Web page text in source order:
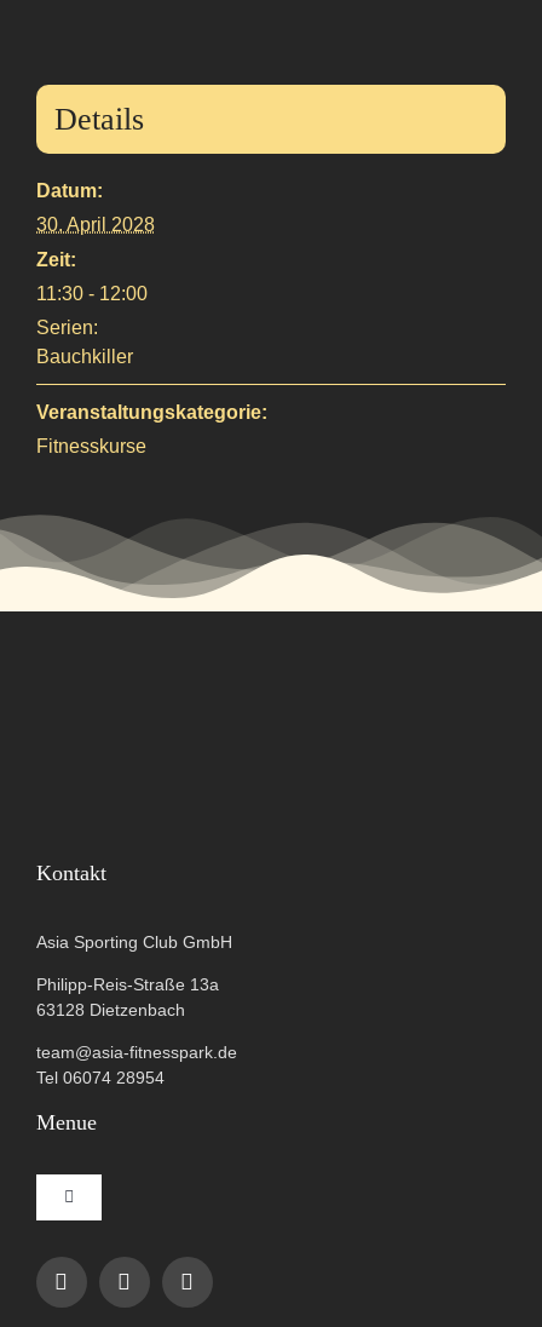
Details
Datum:
30. April 2028
Zeit:
11:30 - 12:00
Serien:
Bauchkiller
Veranstaltungskategorie:
Fitnesskurse
Kontakt
Asia Sporting Club GmbH
Philipp-Reis-Straße 13a
63128 Dietzenbach
team@asia-fitnesspark.de
Tel 06074 28954
Menue
Toggle
Navigation
Impressum